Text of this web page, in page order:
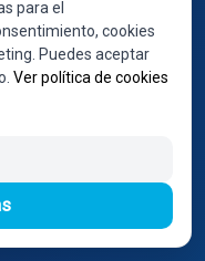
para el
cookies
Puedes aceptar
Ver política de cookies